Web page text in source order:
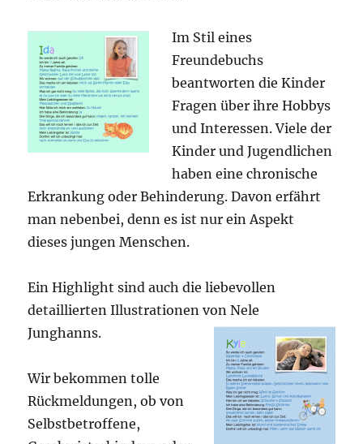
Im Stil eines
Freundebuchs
beantworten die Kinder
Fragen über ihre Hobbys
und Interessen. Viele der
Kinder und Jugendlichen
haben eine chronische
Erkrankung oder Behinderung. Davon erfährt
man nebenbei, denn es ist nur ein Aspekt
dieses jungen Menschen.
Ein Highlight sind auch die liebevollen
detaillierten Illustrationen von Nele
Junghanns.
Wir bekommen tolle
Rückmeldungen, ob von
Selbstbetroffene,